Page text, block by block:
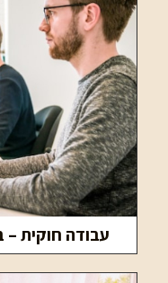
עבודה חוקית –